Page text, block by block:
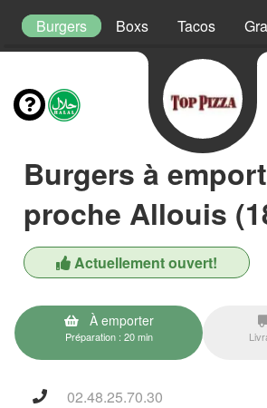
Burgers Boxs Tacos
Burgers à
proche Allouis
Actuellement ouvert!
À emporter
Préparation : 20 min
02.48.25.70.30